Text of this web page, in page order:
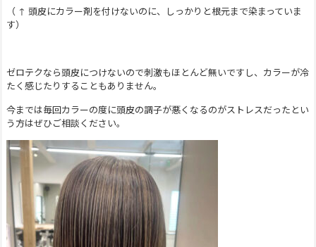
（ ↑ 頭皮にカラー剤を付けないのに、しっかりと根元まで染まっていま
す）
ゼロテクなら頭皮につけないので刺激もほとんど無いですし、カラーが冷
たく感じたりすることもありません。
今までは毎回カラーの度に頭皮の調子が悪くなるのがストレスだったとい
う方はぜひご相談ください。